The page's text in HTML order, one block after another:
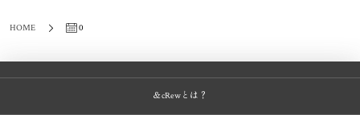
HOME 0
＆cRewとは？